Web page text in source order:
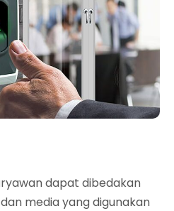
dapat dibedakan
media yang digunakan